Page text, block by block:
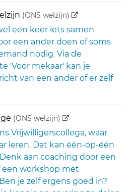
(ONS welzijn) (externe link)
een keer iets samen
een ander doen of soms
nodig. Via de
'Voor mekaar' kan je
van een ander of er zelf
(ONS welzijn) (externe link)
Vrijwilligerscollega, waar
leren. Dat kan één-op-één
aan coaching door een
een workshop met
je zelf ergens goed in?